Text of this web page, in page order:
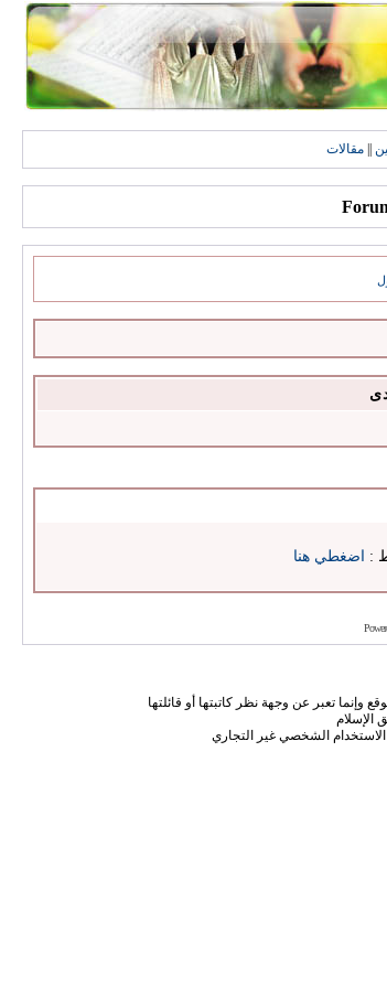
مقالات
: اضغطي هنا
وإنما تعبر عن وجهة نظر كاتبتها أو قائلتها
الشخصي غير التجاري